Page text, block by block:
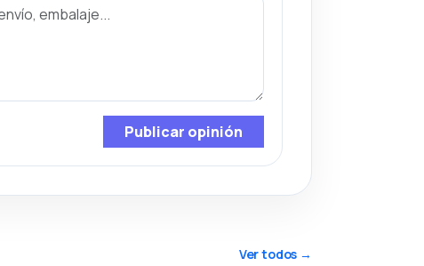
Publicar opinión
Ver todos →